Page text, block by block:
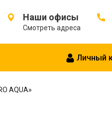
Наши офисы
Смотреть адреса
Личный
AQUA»